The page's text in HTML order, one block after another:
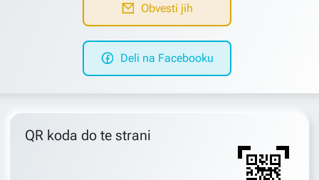
Obvesti jih
Deli na Facebooku
QR koda do te strani